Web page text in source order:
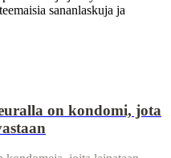
sananlaskuja ja
on kondomi, jota